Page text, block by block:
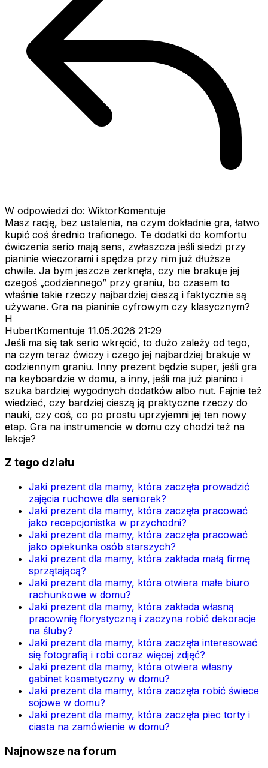
W odpowiedzi do: WiktorKomentuje
Masz rację, bez ustalenia, na czym dokładnie gra, łatwo
kupić coś średnio trafionego. Te dodatki do komfortu
ćwiczenia serio mają sens, zwłaszcza jeśli siedzi przy
pianinie wieczorami i spędza przy nim już dłuższe
chwile. Ja bym jeszcze zerknęła, czy nie brakuje jej
czegoś „codziennego” przy graniu, bo czasem to
właśnie takie rzeczy najbardziej cieszą i faktycznie są
używane. Gra na pianinie cyfrowym czy klasycznym?
H
HubertKomentuje 11.05.2026 21:29
Jeśli ma się tak serio wkręcić, to dużo zależy od tego,
na czym teraz ćwiczy i czego jej najbardziej brakuje w
codziennym graniu. Inny prezent będzie super, jeśli gra
na keyboardzie w domu, a inny, jeśli ma już pianino i
szuka bardziej wygodnych dodatków albo nut. Fajnie też
wiedzieć, czy bardziej cieszą ją praktyczne rzeczy do
nauki, czy coś, co po prostu uprzyjemni jej ten nowy
etap. Gra na instrumencie w domu czy chodzi też na
lekcje?
Z tego działu
Jaki prezent dla mamy, która zaczęła prowadzić
zajęcia ruchowe dla seniorek?
Jaki prezent dla mamy, która zaczęła pracować
jako recepcjonistka w przychodni?
Jaki prezent dla mamy, która zaczęła pracować
jako opiekunka osób starszych?
Jaki prezent dla mamy, która zakłada małą firmę
sprzątającą?
Jaki prezent dla mamy, która otwiera małe biuro
rachunkowe w domu?
Jaki prezent dla mamy, która zakłada własną
pracownię florystyczną i zaczyna robić dekoracje
na śluby?
Jaki prezent dla mamy, która zaczęła interesować
się fotografią i robi coraz więcej zdjęć?
Jaki prezent dla mamy, która otwiera własny
gabinet kosmetyczny w domu?
Jaki prezent dla mamy, która zaczęła robić świece
sojowe w domu?
Jaki prezent dla mamy, która zaczęła piec torty i
ciasta na zamówienie w domu?
Najnowsze na forum